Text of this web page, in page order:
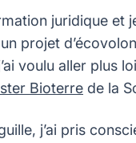
juridique et
projet
voulu aller plus
Bioterre de la
j’ai pris